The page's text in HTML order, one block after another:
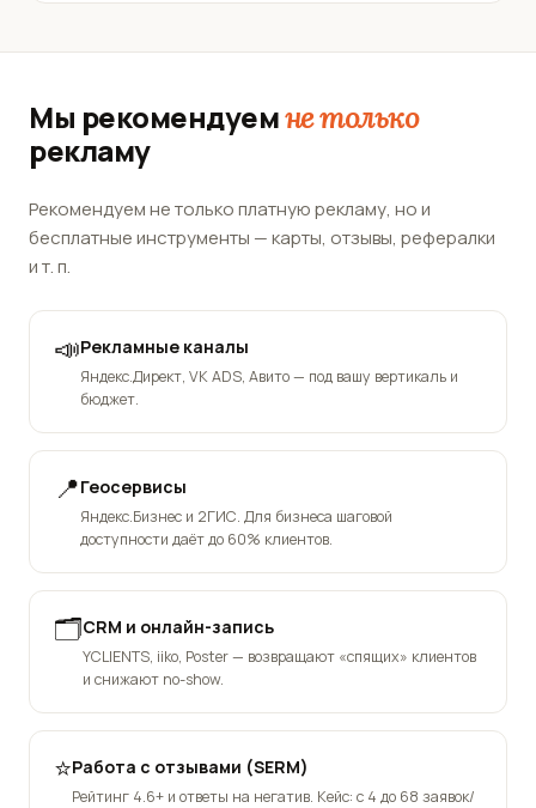
Мы рекомендуемне только
рекламу
Рекомендуем не только платную рекламу, но и
бесплатные инструменты — карты, отзывы, рефералки
и т. п.
📣Рекламные каналы
Яндекс.Директ, VK ADS, Авито — под вашу вертикаль и
бюджет.
📍Геосервисы
Яндекс.Бизнес и 2ГИС. Для бизнеса шаговой
доступности даёт до 60% клиентов.
🗂️CRM и онлайн-запись
YCLIENTS, iiko, Poster — возвращают «спящих» клиентов
и снижают no-show.
⭐Работа с отзывами (SERM)
Рейтинг 4.6+ и ответы на негатив. Кейс: с 4 до 68 заявок/